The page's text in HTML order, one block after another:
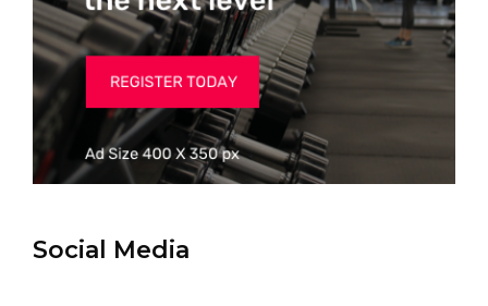
Social Media